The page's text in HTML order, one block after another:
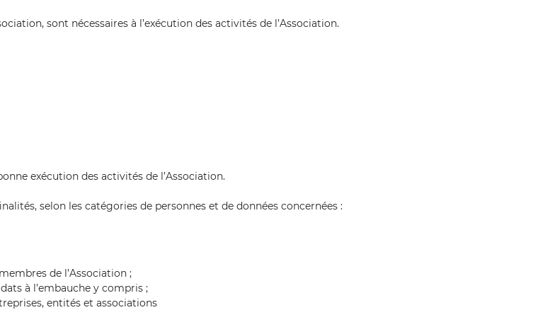
sont nécessaires à l’exécution des activités de l’Association.
exécution des activités de l’Association.
selon les catégories de personnes et de données concernées :
de l’Association ;
à l’embauche y compris ;
entités et associations